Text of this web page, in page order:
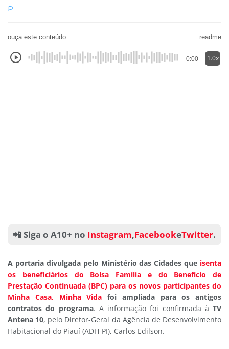
ouça este conteúdo readme
0:00 1.0x
📲 Siga o A10+ no Instagram,FacebookeTwitter.
A portaria divulgada pelo Ministério das Cidades que isenta
os beneficiários do Bolsa Família e do Benefício de
Prestação Continuada (BPC) para os novos participantes do
Minha Casa, Minha Vida foi ampliada para os antigos
contratos do programa. A informação foi confirmada à TV
Antena 10, pelo Diretor-Geral da Agência de Desenvolvimento
Habitacional do Piauí (ADH-PI), Carlos Edilson.